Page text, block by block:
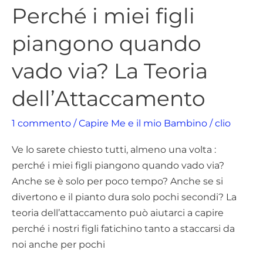
Perché i miei figli
piangono quando
vado via? La Teoria
dell’Attaccamento
1 commento /Capire Me e il mio Bambino /clio
Ve lo sarete chiesto tutti, almeno una volta :
perché i miei figli piangono quando vado via?
Anche se è solo per poco tempo? Anche se si
divertono e il pianto dura solo pochi secondi? La
teoria dell’attaccamento può aiutarci a capire
perché i nostri figli fatichino tanto a staccarsi da
noi anche per pochi
dell’Attaccamento